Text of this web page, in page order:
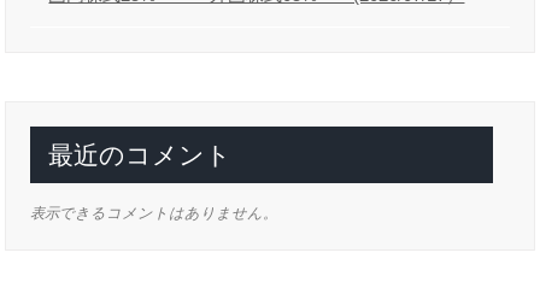
最近のコメント
表示できるコメントはありません。